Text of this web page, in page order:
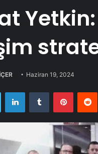
Yetkin:
Haziran 19, 2024
Twitter LinkedInTumblr Pinterest